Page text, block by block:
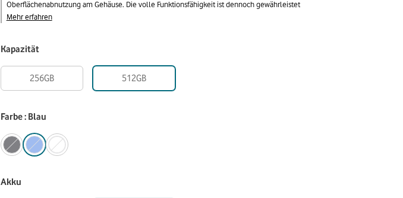
Oberflächenabnutzung am Gehäuse. Die volle Funktionsfähigkeit ist dennoch gewährleistet
Mehr erfahren
Kapazität
256GB 512GB
Farbe : Blau
Akku